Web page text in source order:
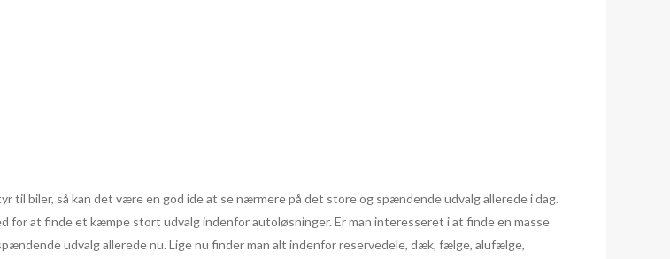
biler, så kan det være en god ide at se nærmere på det store og spændende udvalg allerede i dag.
for at finde et kæmpe stort udvalg indenfor autoløsninger. Er man interesseret i at finde en masse
udvalg allerede nu. Lige nu finder man alt indenfor reservedele, dæk, fælge, alufælge,